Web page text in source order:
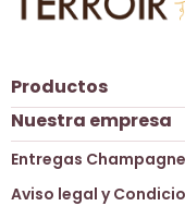
Productos
Nuestra empresa
Entregas
Aviso legal y